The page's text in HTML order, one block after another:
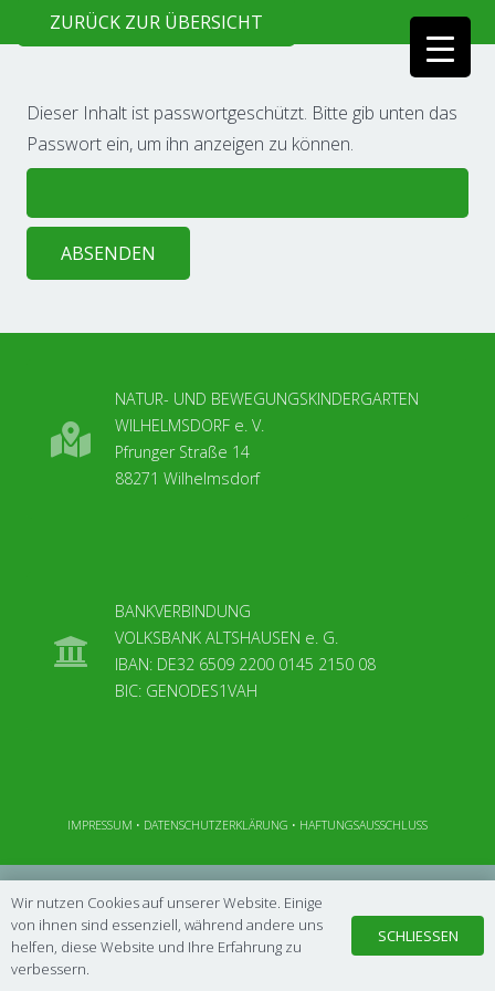
ZURÜCK ZUR ÜBERSICHT
Dieser Inhalt ist passwortgeschützt. Bitte gib unten das
Passwort ein, um ihn anzeigen zu können.
NATUR- UND BEWEGUNGSKINDERGARTEN
WILHELMSDORF e. V.
Pfrunger Straße 14
88271 Wilhelmsdorf
BANKVERBINDUNG
VOLKSBANK ALTSHAUSEN e. G.
IBAN: DE32 6509 2200 0145 2150 08
BIC: GENODES1VAH
IMPRESSUM • DATENSCHUTZERKLÄRUNG • HAFTUNGSAUSSCHLUSS
Wir nutzen Cookies auf unserer Website. Einige
von ihnen sind essenziell, während andere uns
helfen, diese Website und Ihre Erfahrung zu
verbessern.
SCHLIESSEN